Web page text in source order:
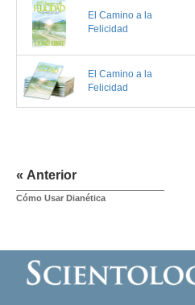
El Camino a la
Felicidad
El Camino a la
Felicidad
« Anterior
Cómo Usar Dianética